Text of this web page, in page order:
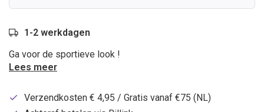
1-2 werkdagen
Ga voor de sportieve look !
Lees meer
Verzendkosten € 4,95 / Gratis vanaf €75 (NL)